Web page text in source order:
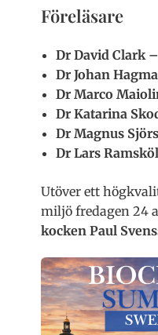
Föreläsare
Dr David Clark
Dr Johan
Dr Marco
Dr Katarina
Dr Magnus Sjörs
Dr Lars
Utöver ett
miljö fredagen 24
kocken Paul